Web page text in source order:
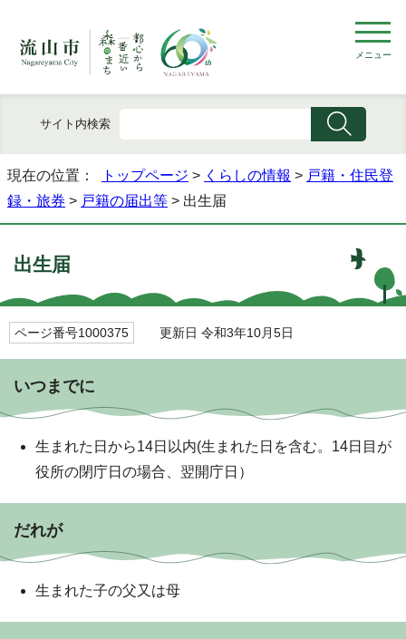
メニュー
サイト内検索
現在の位置： トップページ > くらしの情報 > 戸籍・住民登
録・旅券 > 戸籍の届出等 > 出生届
出生届
ページ番号1000375 更新日 令和3年10月5日
いつまでに
生まれた日から14日以内(生まれた日を含む。14日目が
役所の閉庁日の場合、翌開庁日）
だれが
生まれた子の父又は母